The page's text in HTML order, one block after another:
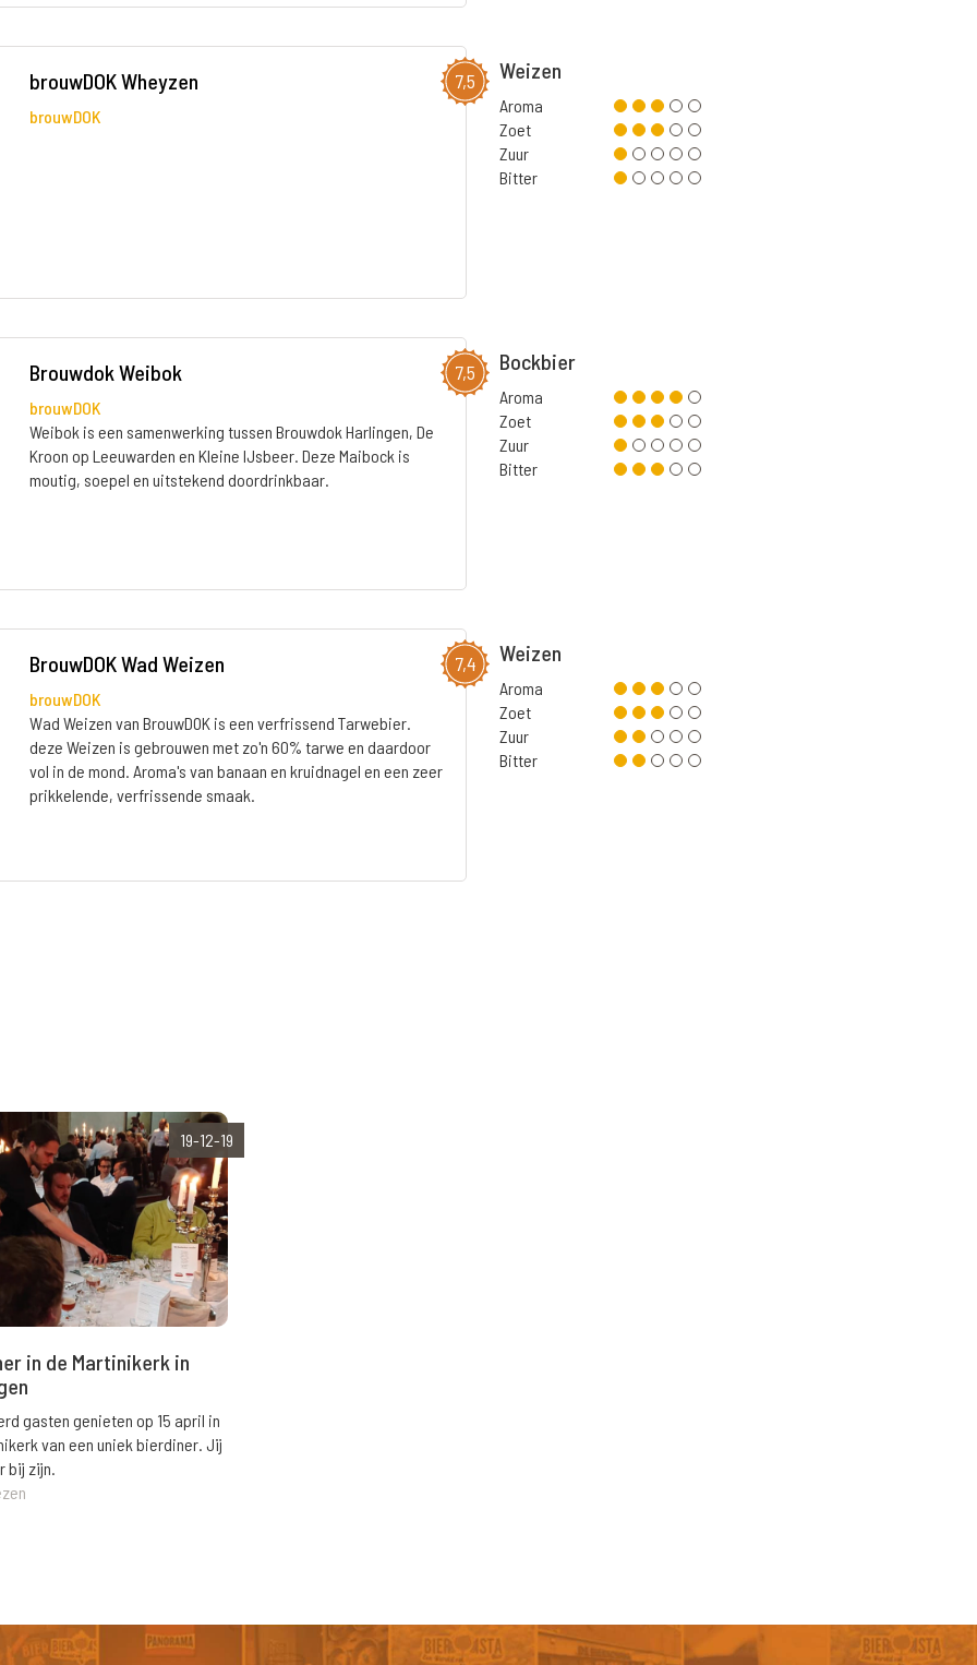
7,5
brouwDOK Wheyzen
brouwDOK
Weizen
Aroma
Zoet
Zuur
Bitter
7,5
Brouwdok Weibok
brouwDOK
Weibok is een samenwerking tussen Brouwdok Harlingen, De
Kroon op Leeuwarden en Kleine IJsbeer. Deze Maibock is
moutig, soepel en uitstekend doordrinkbaar.
Bockbier
Aroma
Zoet
Zuur
Bitter
7,4
BrouwDOK Wad Weizen
brouwDOK
Wad Weizen van BrouwDOK is een verfrissend Tarwebier.
deze Weizen is gebrouwen met zo'n 60% tarwe en daardoor
vol in de mond. Aroma's van banaan en kruidnagel en een zeer
prikkelende, verfrissende smaak.
Weizen
Aroma
Zoet
Zuur
Bitter
19-12-19
in de Martinikerk in
gasten genieten op 15 april in
van een uniek bierdiner. Jij
bij zijn.